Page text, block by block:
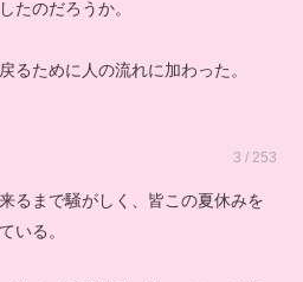
たのだろうか。
ために人の流れに加わった。
3 / 253
るまで騒がしく、皆この夏休みを
いる。